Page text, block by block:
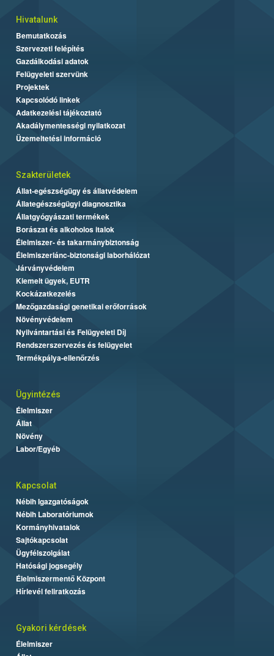
Hivatalunk
Bemutatkozás
Szervezeti felépítés
Gazdálkodási adatok
Felügyeleti szervünk
Projektek
Kapcsolódó linkek
Adatkezelési tájékoztató
Akadálymentességi nyilatkozat
Üzemeltetési információ
Szakterületek
Állat-egészségügy és állatvédelem
Állategészségügyi diagnosztika
Állatgyógyászati termékek
Borászat és alkoholos italok
Élelmiszer- és takarmánybiztonság
Élelmiszerlánc-biztonsági laborhálózat
Járványvédelem
Kiemelt ügyek, EUTR
Kockázatkezelés
Mezőgazdasági genetikai erőforrások
Növényvédelem
Nyilvántartási és Felügyeleti Díj
Rendszerszervezés és felügyelet
Termékpálya-ellenőrzés
Ügyintézés
Élelmiszer
Állat
Növény
Labor/Egyéb
Kapcsolat
Nébih Igazgatóságok
Nébih Laboratóriumok
Kormányhivatalok
Sajtókapcsolat
Ügyfélszolgálat
Hatósági jogsegély
Élelmiszermentő Központ
Hírlevél feliratkozás
Gyakori kérdések
Élelmiszer